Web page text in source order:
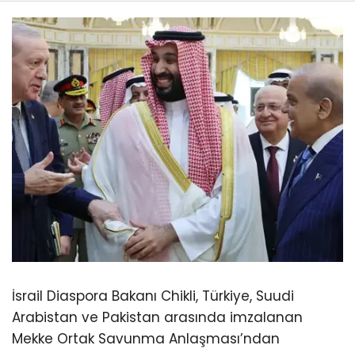
İsrail Diaspora Bakanı Chikli, Türkiye, Suudi
Arabistan ve Pakistan arasında imzalanan
Mekke Ortak Savunma Anlaşması’ndan